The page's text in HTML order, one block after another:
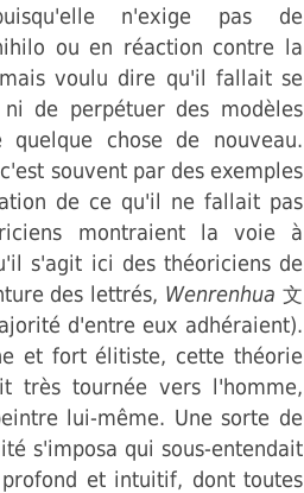
n'exige pas de
ou en réaction contre la
voulu dire qu'il fallait se
de perpétuer des modèles
chose de nouveau.
souvent par des exemples
de ce qu'il ne fallait pas
montraient la voie à
s'agit ici des théoriciens de
des lettrés, Wenrenhua 文
d'entre eux adhéraient).
et fort élitiste, cette théorie
très tournée vers l'homme,
lui-même. Une sorte de
s'imposa qui sous-entendait
et intuitif, dont toutes